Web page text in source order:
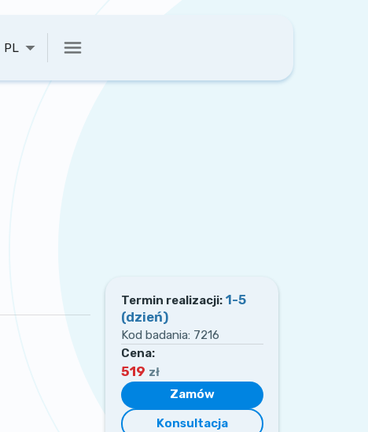
PL
Termin realizacji: 1-5
(dzień)
Kod badania: 7216
Cena:
519 zł
Zamów
Konsultacja